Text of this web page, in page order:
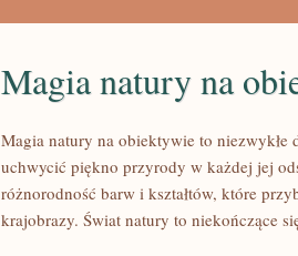
Magia natury na
Magia natury na obiektywie to niezwykłe
uchwycić piękno przyrody w każdej jej
różnorodność barw i kształtów, które
krajobrazy. Świat natury to niekończące